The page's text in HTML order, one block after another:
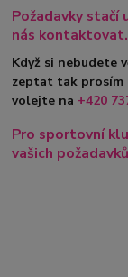
Požadavky stačí
nás kontaktovat.
Když si nebudete
zeptat tak prosím
volejte na +420
Pro sportovní
vašich